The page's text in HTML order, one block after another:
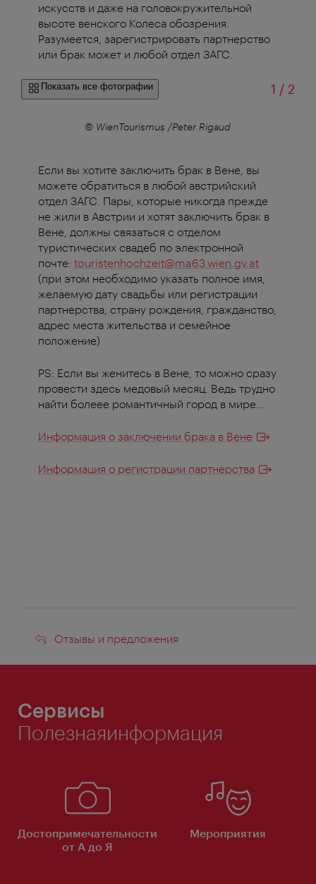
искусств и даже на головокружительной
высоте венского Колеса обозрения.
Разумеется, зарегистрировать партнерство
или брак может и любой отдел ЗАГС.
Показать все фотографии 1 /из
2
© WienTourismus /Peter Rigaud
Если вы хотите заключить брак в Вене, вы
можете обратиться в любой австрийский
отдел ЗАГС. Пары, которые никогда прежде
не жили в Австрии и хотят заключить брак в
Вене, должны связаться с отделом
туристических свадеб по электронной
почте: touristenhochzeit@ma63.wien.gv.at
(при этом необходимо указать полное имя,
желаемую дату свадьбы или регистрации
партнерства, страну рождения, гражданство,
адрес места жительства и семейное
положение)
PS: Если вы женитесь в Вене, то можно сразу
провести здесь медовый месяц. Ведь трудно
найти болеее романтичный город в мире...
Информация о заключении брака в Вене
Информация о регистрации партнерства
Отзывы
Отзывы и предложения
Сервисы
Полезнаяинформация
Достопримечательности
от А до Я
Мероприятия